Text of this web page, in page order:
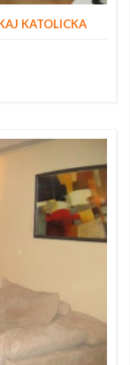
KATOLICKA